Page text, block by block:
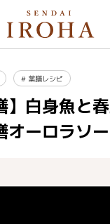
# 薬膳レシピ
】白身魚と
オーロラソ